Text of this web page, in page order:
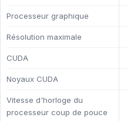
Processeur graphique
Résolution maximale
CUDA
Noyaux CUDA
Vitesse d'horloge du
processeur coup de pouce